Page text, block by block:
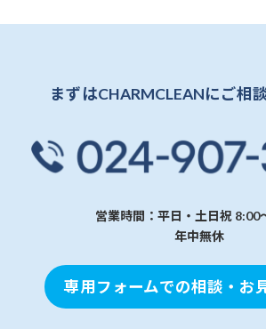
リ
まずはCHARMCLEANにご相
営業時間：平日・土日祝 8:00
年中無休
専用フォームでの相談・お